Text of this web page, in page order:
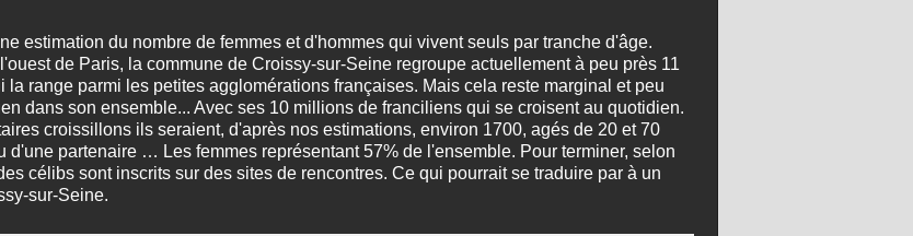
estimation du nombre de femmes et d'hommes qui vivent seuls par tranche d'âge.
de Paris, la commune de Croissy-sur-Seine regroupe actuellement à peu près 11
range parmi les petites agglomérations françaises. Mais cela reste marginal et peu
dans son ensemble... Avec ses 10 millions de franciliens qui se croisent au quotidien.
croissillons ils seraient, d'après nos estimations, environ 1700, agés de 20 et 70
d'une partenaire … Les femmes représentant 57% de l'ensemble. Pour terminer, selon
célibs sont inscrits sur des sites de rencontres. Ce qui pourrait se traduire par à un
sur-Seine.